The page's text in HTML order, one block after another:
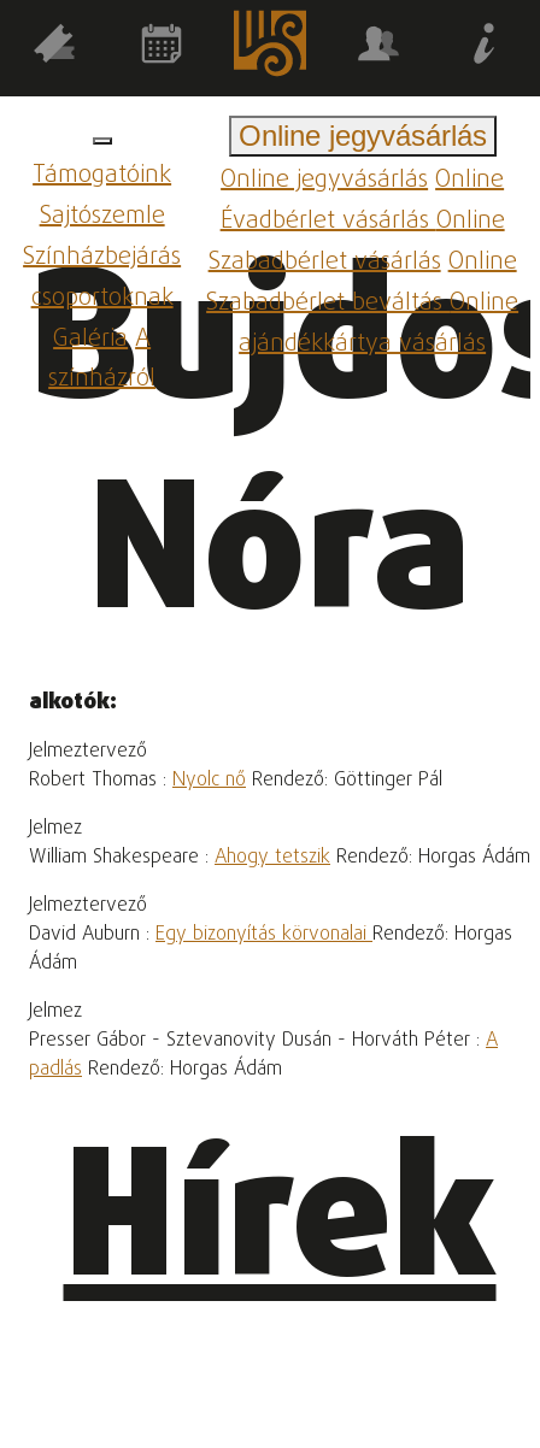
Támogatóink
Sajtószemle
Színházbejárás
csoportoknak
GalériaA
színházról
Online jegyvásárlás
Online jegyvásárlásOnline
Évadbérlet vásárlásOnline
Szabadbérlet vásárlásOnline
Szabadbérlet beváltásOnline
ajándékkártya vásárlás
Nóra
alkotók:
Jelmeztervező
Robert Thomas : Nyolc nő Rendező: Göttinger Pál
Jelmez
William Shakespeare : Ahogy tetszik Rendező: Horgas Ádám
Jelmeztervező
David Auburn : Egy bizonyítás körvonalaiRendező: Horgas
Ádám
Jelmez
Presser Gábor - Sztevanovity Dusán - Horváth Péter : A
padlás Rendező: Horgas Ádám
Hírek